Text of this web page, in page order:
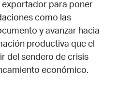
para poner
como las
y avanzar hacia
productiva que el
del sendero de crisis
económico.